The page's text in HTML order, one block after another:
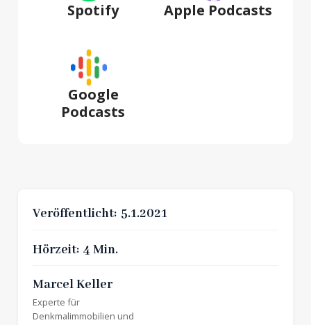
Veröffentlicht: 5.1.2021
Hörzeit: 4 Min.
Marcel Keller
Experte für
Denkmalimmobilien und
Spotify Apple Podcasts
Google
Podcasts